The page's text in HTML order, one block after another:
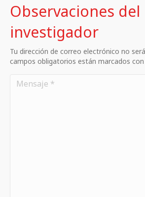
Observaciones del
investigador
Tu dirección de correo electrónico no
campos obligatorios están marcados